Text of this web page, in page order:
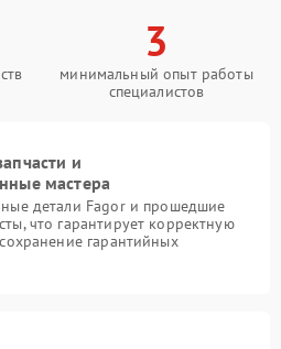
3
минимальный опыт работы
специалистов
и
мастера
детали Fagor и прошедшие
что гарантирует корректную
гарантийных